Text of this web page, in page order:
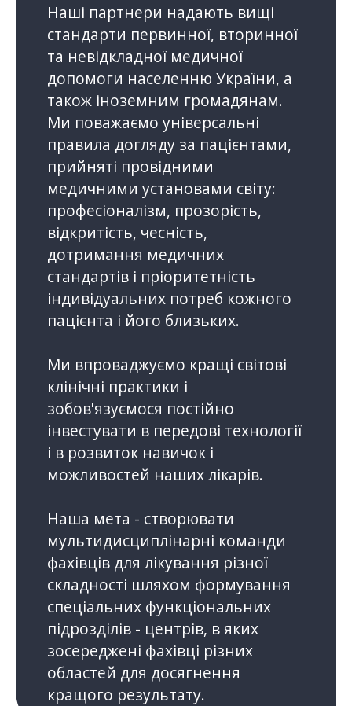
Наші партнери надають вищі
стандарти первинної, вторинної
та невідкладної медичної
допомоги населенню України, а
також іноземним громадянам.
Ми поважаємо універсальні
правила догляду за пацієнтами,
прийняті провідними
медичними установами світу:
професіоналізм, прозорість,
відкритість, чесність,
дотримання медичних
стандартів і пріоритетність
індивідуальних потреб кожного
пацієнта і його близьких.
Ми впроваджуємо кращі світові
клінічні практики і
зобов'язуємося постійно
інвестувати в передові технології
і в розвиток навичок і
можливостей наших лікарів.
Наша мета - створювати
мультидисциплінарні команди
фахівців для лікування різної
складності шляхом формування
спеціальних функціональних
підрозділів - центрів, в яких
зосереджені фахівці різних
областей для досягнення
кращого результату.